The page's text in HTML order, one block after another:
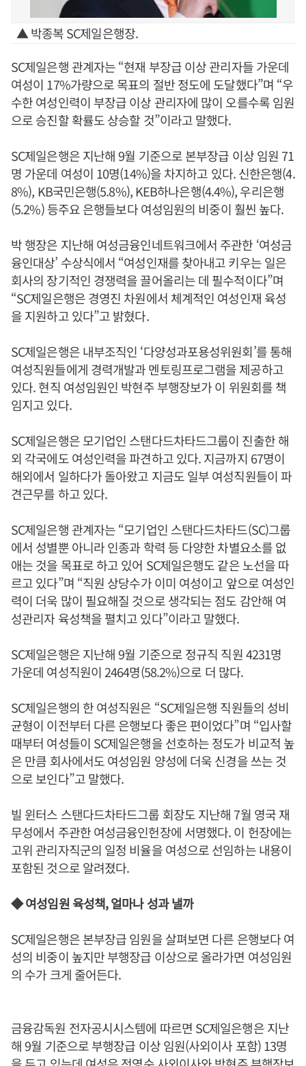
▲ 박종복 SC제일은행장.
SC제일은행 관계자는 “현재 부장급 이상 관리자들 가운데
여성이 17%가량으로 목표의 절반 정도에 도달했다”며 “우
수한 여성인력이 부장급 이상 관리자에 많이 오를수록 임원
으로 승진할 확률도 상승할 것”이라고 말했다.
SC제일은행은 지난해 9월 기준으로 본부장급 이상 임원 71
명 가운데 여성이 10명(14%)을 차지하고 있다. 신한은행(4.
8%), KB국민은행(5.8%), KEB하나은행(4.4%), 우리은행
(5.2%) 등주요 은행들보다 여성임원의 비중이 훨씬 높다.
박 행장은 지난해 여성금융인네트워크에서 주관한 ‘여성금
융인대상’ 수상식에서 “여성인재를 찾아내고 키우는 일은
회사의 장기적인 경쟁력을 끌어올리는 데 필수적이다”며
“SC제일은행은 경영진 차원에서 체계적인 여성인재 육성
을 지원하고 있다”고 밝혔다.
SC제일은행은 내부조직인 ‘다양성과포용성위원회’를 통해
여성직원들에게 경력개발과 멘토링프로그램을 제공하고
있다. 현직 여성임원인 박현주 부행장보가 이 위원회를 책
임지고 있다.
SC제일은행은 모기업인 스탠다드차타드그룹이 진출한 해
외 각국에도 여성인력을 파견하고 있다. 지금까지 67명이
해외에서 일하다가 돌아왔고 지금도 일부 여성직원들이 파
견근무를 하고 있다.
SC제일은행 관계자는 “모기업인 스탠다드차타드(SC)그룹
에서 성별뿐 아니라 인종과 학력 등 다양한 차별요소를 없
애는 것을 목표로 하고 있어 SC제일은행도 같은 노선을 따
르고 있다”며 “직원 상당수가 이미 여성이고 앞으로 여성인
력이 더욱 많이 필요해질 것으로 생각되는 점도 감안해 여
성관리자 육성책을 펼치고 있다”이라고 말했다.
SC제일은행은 지난해 9월 기준으로 정규직 직원 4231명
가운데 여성직원이 2464명(58.2%)으로 더 많다.
SC제일은행의 한 여성직원은 “SC제일은행 직원들의 성비
균형이 이전부터 다른 은행보다 좋은 편이었다”며 “입사할
때부터 여성들이 SC제일은행을 선호하는 정도가 비교적 높
은 만큼 회사에서도 여성임원 양성에 더욱 신경을 쓰는 것
으로 보인다”고 말했다.
빌 윈터스 스탠다드차타드그룹 회장도 지난해 7월 영국 재
무성에서 주관한 여성금융인헌장에 서명했다. 이 헌장에는
고위 관리자직군의 일정 비율을 여성으로 선임하는 내용이
포함된 것으로 알려졌다.
◆ 여성임원 육성책, 얼마나 성과 낼까
SC제일은행은 본부장급 임원을 살펴보면 다른 은행보다 여
성의 비중이 높지만 부행장급 이상으로 올라가면 여성임원
의 수가 크게 줄어든다.
금융감독원 전자공시시스템에 따르면 SC제일은행은 지난
해 9월 기준으로 부행장급 이상 임원(사외이사 포함) 13명